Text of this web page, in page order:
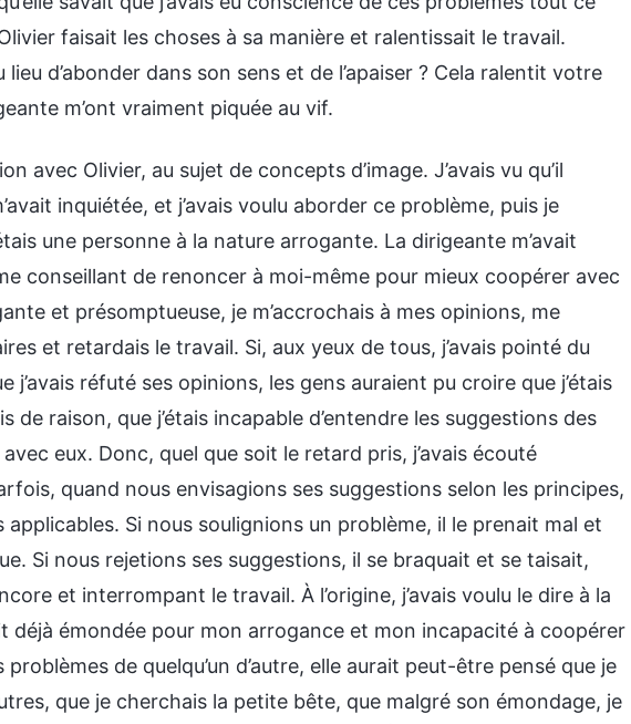
faisait les choses à sa manière et ralentissait le travail.
d’abonder dans son sens et de l’apaiser ? Cela ralentit votre
m’ont vraiment piquée au vif.
avec Olivier, au sujet de concepts d’image. J’avais vu qu’il
inquiétée, et j’avais voulu aborder ce problème, puis je
une personne à la nature arrogante. La dirigeante m’avait
conseillant de renoncer à moi-même pour mieux coopérer avec
et présomptueuse, je m’accrochais à mes opinions, me
et retardais le travail. Si, aux yeux de tous, j’avais pointé du
j’avais réfuté ses opinions, les gens auraient pu croire que j’étais
de raison, que j’étais incapable d’entendre les suggestions des
eux. Donc, quel que soit le retard pris, j’avais écouté
quand nous envisagions ses suggestions selon les principes,
applicables. Si nous soulignions un problème, il le prenait mal et
Si nous rejetions ses suggestions, il se braquait et se taisait,
et interrompant le travail. À l’origine, j’avais voulu le dire à la
déjà émondée pour mon arrogance et mon incapacité à coopérer
problèmes de quelqu’un d’autre, elle aurait peut-être pensé que je
que je cherchais la petite bête, que malgré son émondage, je